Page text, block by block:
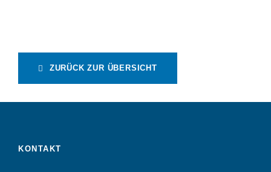
ZURÜCK ZUR ÜBERSICHT
KONTAKT